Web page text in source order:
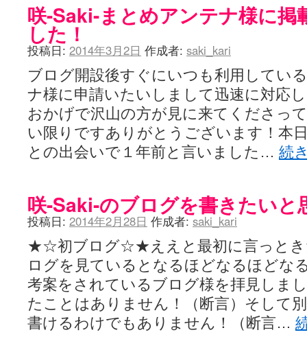
咲-Saki-まとめアンテナ様に掲
した！
投稿日: 2014年3月2日 作成者: saki_kari
ブログ開設後すぐにいつも利用してい
ナ様に申請いたいしまして迅速に対応
おかげで沢山の方が見に来てくださっ
い限りですありがとうございます！本
との出会いで１年前と言いました… 続
咲-Saki-のブログを書きたいと
投稿日: 2014年2月28日 作成者: saki_kari
★☆初ブログ☆★ええと最初に言っとき
ログを見ているとなるほどなるほどな
考案をされているブログ様を拝見しま
たことはありません！（断言）そして
書けるわけでもありません！（断言…